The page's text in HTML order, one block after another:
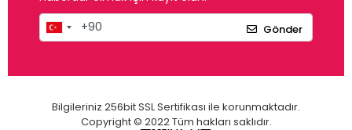
Gönder
Bilgileriniz 256bit SSL Sertifikası ile korunmaktadır.
Copyright © 2022 Tüm hakları saklıdır.